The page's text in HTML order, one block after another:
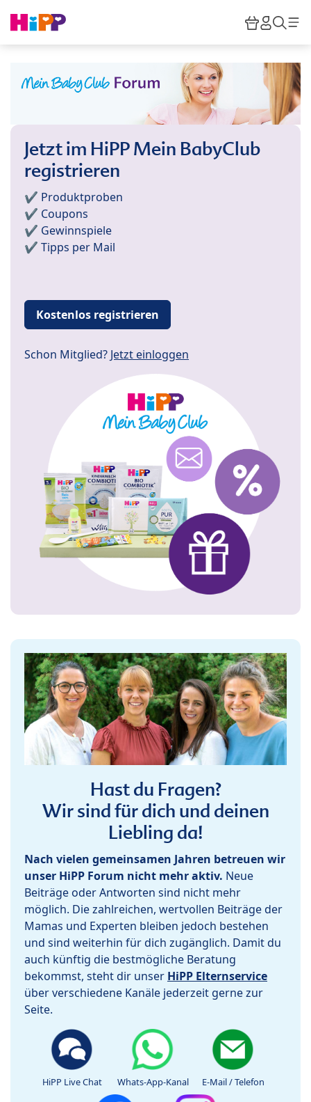
HiPP
Jetzt im HiPP Mein BabyClub
registrieren
✔️ Produktproben
✔️ Coupons
✔️ Gewinnspiele
✔️ Tipps per Mail
Kostenlos registrieren
Schon Mitglied? Jetzt einloggen
Hast du Fragen?
Wir sind für dich und deinen
Liebling da!
Nach vielen gemeinsamen Jahren betreuen wir
unser HiPP Forum nicht mehr aktiv. Neue
Beiträge oder Antworten sind nicht mehr
möglich. Die zahlreichen, wertvollen Beiträge der
Mamas und Experten bleiben jedoch bestehen
und sind weiterhin für dich zugänglich. Damit du
auch künftig die bestmögliche Beratung
bekommst, steht dir unser HiPP Elternservice
über verschiedene Kanäle jederzeit gerne zur
Seite.
HiPP Live Chat Whats-App-Kanal E-Mail / Telefon